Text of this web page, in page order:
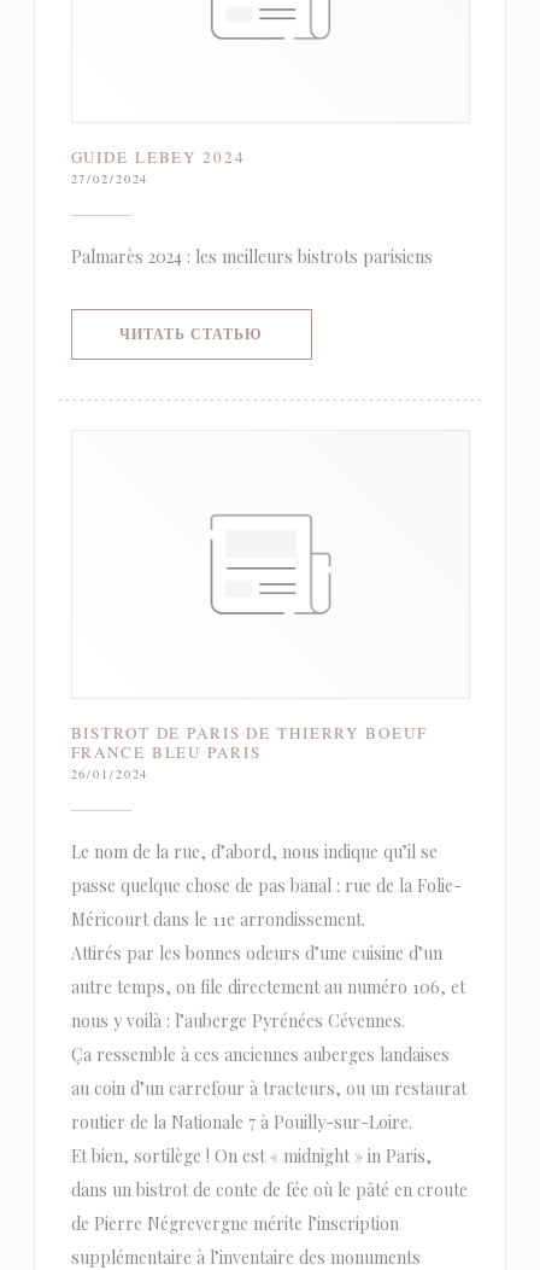
GUIDE LEBEY 2024
27/02/2024
Palmarès 2024 : les meilleurs bistrots parisiens
ЧИТАТЬ СТАТЬЮ
BISTROT DE PARIS DE THIERRY BOEUF
FRANCE BLEU PARIS
26/01/2024
Le nom de la rue, d’abord, nous indique qu’il se
passe quelque chose de pas banal : rue de la Folie-
Méricourt dans le 11e arrondissement.
Attirés par les bonnes odeurs d’une cuisine d’un
autre temps, on file directement au numéro 106, et
nous y voilà : l’auberge Pyrénées Cévennes.
Ça ressemble à ces anciennes auberges landaises
au coin d’un carrefour à tracteurs, ou un restaurat
routier de la Nationale 7 à Pouilly-sur-Loire.
Et bien, sortilège ! On est « midnight » in Paris,
dans un bistrot de conte de fée où le pâté en croute
de Pierre Négrevergne mérite l’inscription
supplémentaire à l’inventaire des monuments